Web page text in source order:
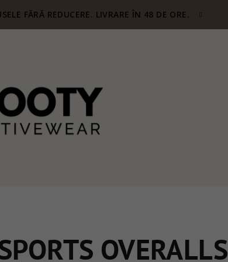
FĂRĂ REDUCERE. LIVRARE ÎN 48 DE ORE.
OVERALLS